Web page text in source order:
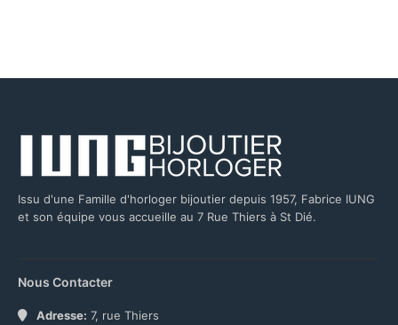
Issu d'une Famille d'horloger bijoutier depuis 1957, Fabrice IUNG
et son équipe vous accueille au 7 Rue Thiers à St Dié.
Nous Contacter
Adresse: 7, rue Thiers